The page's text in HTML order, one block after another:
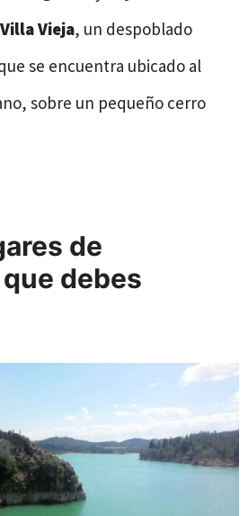
Vieja, un despoblado
se encuentra ubicado al
sobre un pequeño cerro
de
debes